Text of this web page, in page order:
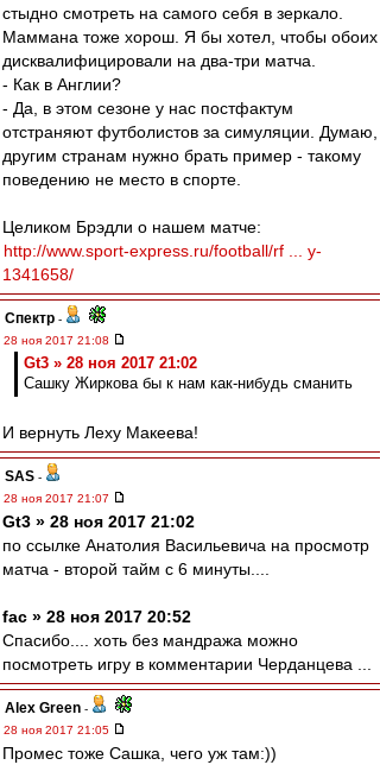
стыдно смотреть на самого себя в зеркало.
Маммана тоже хорош. Я бы хотел, чтобы обоих
дисквалифицировали на два-три матча.
- Как в Англии?
- Да, в этом сезоне у нас постфактум
отстраняют футболистов за симуляции. Думаю,
другим странам нужно брать пример - такому
поведению не место в спорте.
Целиком Брэдли о нашем матче:
http://www.sport-express.ru/football/rf ... y-
1341658/
Спектр -
28 ноя 2017 21:08
Gt3 » 28 ноя 2017 21:02
Сашку Жиркова бы к нам как-нибудь сманить
И вернуть Леху Макеева!
SAS -
28 ноя 2017 21:07
Gt3 » 28 ноя 2017 21:02
по ссылке Анатолия Васильевича на просмотр
матча - второй тайм с 6 минуты....
fac » 28 ноя 2017 20:52
Спасибо.... хоть без мандража можно
посмотреть игру в комментарии Черданцева ...
Alex Green -
28 ноя 2017 21:05
Промес тоже Сашка, чего уж там:))